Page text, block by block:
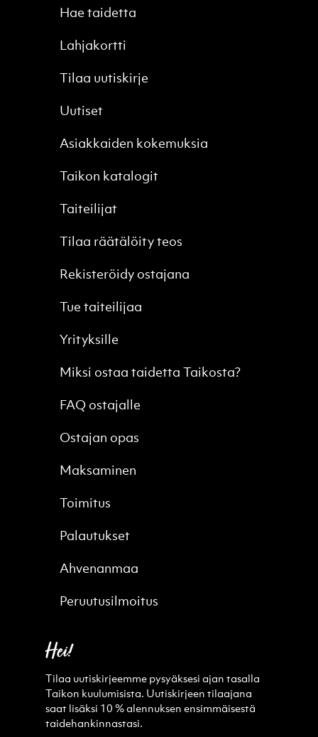
Hae taidetta
Lahjakortti
Tilaa uutiskirje
Uutiset
Asiakkaiden kokemuksia
Taikon katalogit
Taiteilijat
Tilaa räätälöity teos
Rekisteröidy ostajana
Tue taiteilijaa
Yrityksille
Miksi ostaa taidetta Taikosta?
FAQ ostajalle
Ostajan opas
Maksaminen
Toimitus
Palautukset
Ahvenanmaa
Peruutusilmoitus
Hei!
Tilaa uutiskirjeemme pysyäksesi ajan tasalla
Taikon kuulumisista. Uutiskirjeen tilaajana
saat lisäksi 10 % alennuksen ensimmäisestä
taidehankinnastasi.